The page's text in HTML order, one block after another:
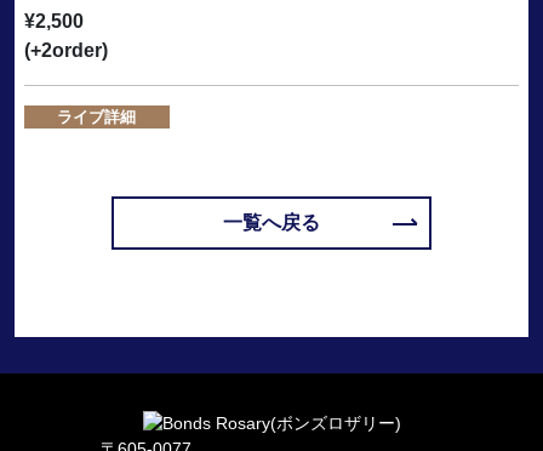
¥2,500
(+2order)
ライブ詳細
一覧へ戻る